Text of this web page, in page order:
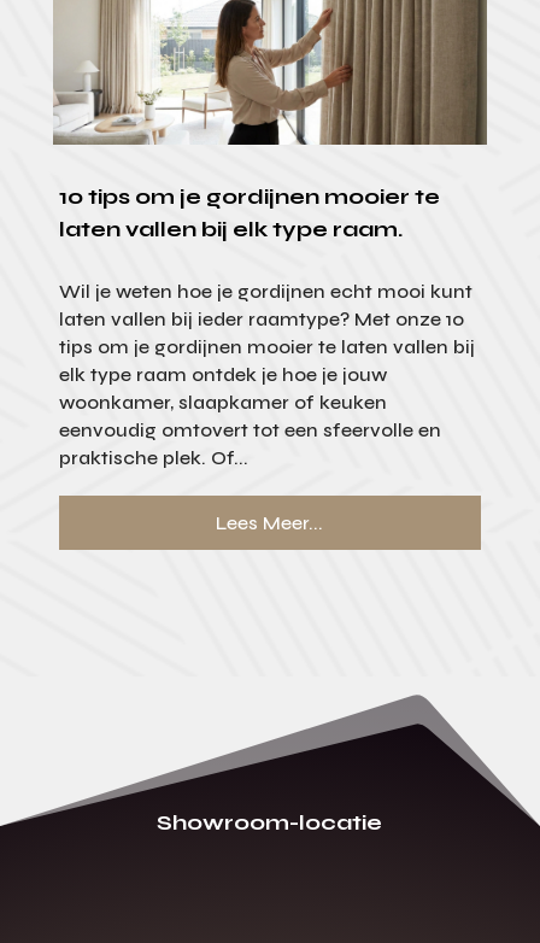
10 tips om je gordijnen mooier te
laten vallen bij elk type raam.
Wil je weten hoe je gordijnen echt mooi kunt
laten vallen bij ieder raamtype? Met onze 10
tips om je gordijnen mooier te laten vallen bij
elk type raam ontdek je hoe je jouw
woonkamer, slaapkamer of keuken
eenvoudig omtovert tot een sfeervolle en
praktische plek. Of...
Lees Meer...
Showroom-locatie